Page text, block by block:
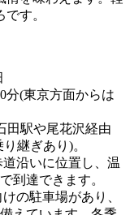
す。
分(東京方面からは
田駅や尾花沢経由
継ぎあり)。
沿いに位置し、温
到達できます。
の駐車場があり、